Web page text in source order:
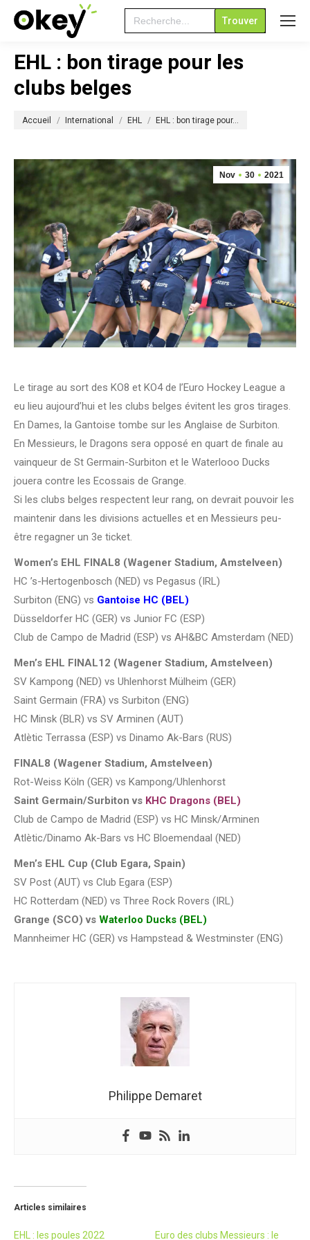
Search
for:
EHL : bon tirage pour les
clubs belges
Accueil International EHL EHL : bon tirage pour…
Nov 30 2021
Le tirage au sort des KO8 et KO4 de l’Euro Hockey League a
eu lieu aujourd’hui et les clubs belges évitent les gros tirages.
En Dames, la Gantoise tombe sur les Anglaise de Surbiton.
En Messieurs, le Dragons sera opposé en quart de finale au
vainqueur de St Germain-Surbiton et le Waterlooo Ducks
jouera contre les Ecossais de Grange.
Si les clubs belges respectent leur rang, on devrait pouvoir les
maintenir dans les divisions actuelles et en Messieurs peu-
être regagner un 3e ticket.
Women’s EHL FINAL8 (Wagener Stadium, Amstelveen)
HC ’s-Hertogenbosch (NED) vs Pegasus (IRL)
Surbiton (ENG) vs Gantoise HC (BEL)
Düsseldorfer HC (GER) vs Junior FC (ESP)
Club de Campo de Madrid (ESP) vs AH&BC Amsterdam (NED)
Men’s EHL FINAL12 (Wagener Stadium, Amstelveen)
SV Kampong (NED) vs Uhlenhorst Mülheim (GER)
Saint Germain (FRA) vs Surbiton (ENG)
HC Minsk (BLR) vs SV Arminen (AUT)
Atlètic Terrassa (ESP) vs Dinamo Ak-Bars (RUS)
FINAL8 (Wagener Stadium, Amstelveen)
Rot-Weiss Köln (GER) vs Kampong/Uhlenhorst
Saint Germain/Surbiton vs KHC Dragons (BEL)
Club de Campo de Madrid (ESP) vs HC Minsk/Arminen
Atlètic/Dinamo Ak-Bars vs HC Bloemendaal (NED)
Men’s EHL Cup (Club Egara, Spain)
SV Post (AUT) vs Club Egara (ESP)
HC Rotterdam (NED) vs Three Rock Rovers (IRL)
Grange (SCO) vs Waterloo Ducks (BEL)
Mannheimer HC (GER) vs Hampstead & Westminster (ENG)
Philippe Demaret
Articles similaires
EHL : les poules 2022 Euro des clubs Messieurs : le